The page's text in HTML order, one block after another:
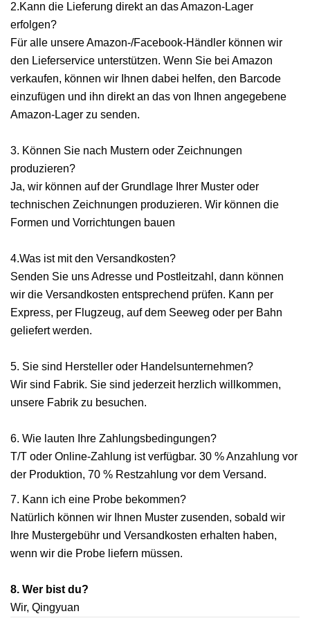
2.Kann die Lieferung direkt an das Amazon-Lager
erfolgen?
Für alle unsere Amazon-/Facebook-Händler können wir
den Lieferservice unterstützen. Wenn Sie bei Amazon
verkaufen, können wir Ihnen dabei helfen, den Barcode
einzufügen und ihn direkt an das von Ihnen angegebene
Amazon-Lager zu senden.
3. Können Sie nach Mustern oder Zeichnungen
produzieren?
Ja, wir können auf der Grundlage Ihrer Muster oder
technischen Zeichnungen produzieren. Wir können die
Formen und Vorrichtungen bauen
4.Was ist mit den Versandkosten?
Senden Sie uns Adresse und Postleitzahl, dann können
wir die Versandkosten entsprechend prüfen. Kann per
Express, per Flugzeug, auf dem Seeweg oder per Bahn
geliefert werden.
5. Sie sind Hersteller oder Handelsunternehmen?
Wir sind Fabrik. Sie sind jederzeit herzlich willkommen,
unsere Fabrik zu besuchen.
6. Wie lauten Ihre Zahlungsbedingungen?
T/T oder Online-Zahlung ist verfügbar. 30 % Anzahlung vor
der Produktion, 70 % Restzahlung vor dem Versand.
7. Kann ich eine Probe bekommen?
Natürlich können wir Ihnen Muster zusenden, sobald wir
Ihre Mustergebühr und Versandkosten erhalten haben,
wenn wir die Probe liefern müssen.
8. Wer bist du?
Wir, Qingyuan